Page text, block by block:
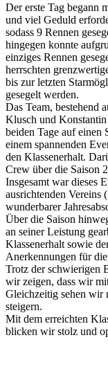
Der erste Tag begann
und viel Geduld
sodass 9 Rennen
hingegen konnte
einziges Rennen
herrschten
bis zur letzten
gesegelt werden.
Das Team, bestehend
Klusch und
beiden Tage auf einen
einem spannenden
den Klassenerhalt.
Crew über die Saison
Insgesamt war dieses
ausrichtenden
wunderbarer
Über die Saison
an seiner Leistung
Klassenerhalt sowie
Anerkennungen für
Trotz der schwierigen
wir zeigen, dass wir
Gleichzeitig sehen wir
steigern.
Mit dem erreichten
blicken wir stolz und